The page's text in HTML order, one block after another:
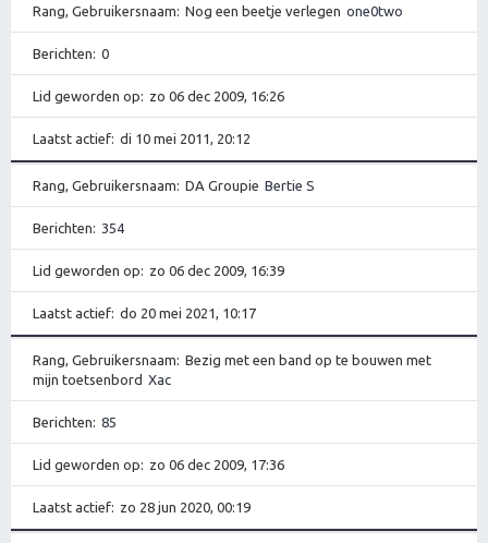
Rang, Gebruikersnaam Nog een beetje verlegen one0two
Berichten 0
Lid geworden op zo 06 dec 2009, 16:26
Laatst actief di 10 mei 2011, 20:12
Rang, Gebruikersnaam DA Groupie Bertie S
Berichten 354
Lid geworden op zo 06 dec 2009, 16:39
Laatst actief do 20 mei 2021, 10:17
Rang, Gebruikersnaam
Bezig met een band op te bouwen met
mijn toetsenbord Xac
Berichten 85
Lid geworden op zo 06 dec 2009, 17:36
Laatst actief zo 28 jun 2020, 00:19